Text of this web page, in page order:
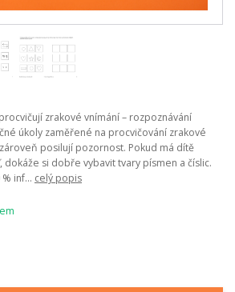
zrakové vnímání – rozpoznávání
úkoly zaměřené na procvičování zrakové
posilují pozornost. Pokud má dítě
si dobře vybavit tvary písmen a číslic.
inf... celý popis